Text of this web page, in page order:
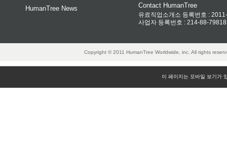
HumanTree News
Contact HumanTree
유료직업소개소 등록번호 :
사업자 등록번호 : 214-88-79818
Copyright © 2011 HumanTree Worldwide, inc. All rights
이 페이지는 모바일 보기가